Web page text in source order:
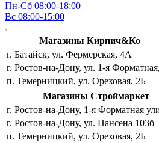
Пн-Сб 08:00-18:00
Вс 08:00-15:00
Магазины Кирпич&Ко
г. Батайск, ул. Фермерская, 4А
г. Ростов-на-Дону, ул. 1-я
п. Темерницкий, ул. Ореховая, 2Б
Магазины Строймаркет
г. Ростов-на-Дону, 1-я Форматная
г. Ростов-на-Дону, ул. Нансена 103б
п. Темерницкий, ул. Ореховая, 2Б